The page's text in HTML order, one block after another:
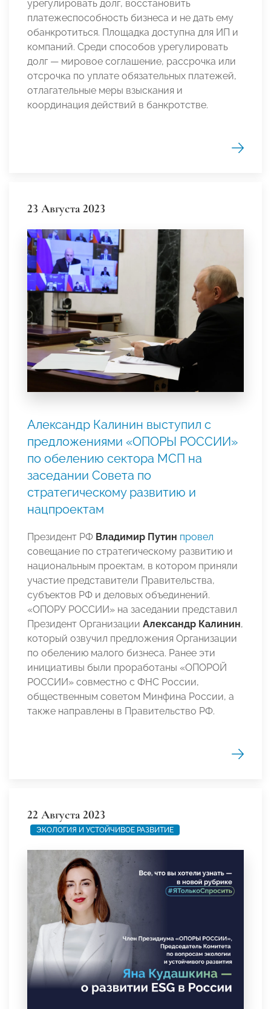
урегулировать долг, восстановить
платежеспособность бизнеса и не дать ему
обанкротиться. Площадка доступна для ИП и
компаний. Среди способов урегулировать
долг — мировое соглашение, рассрочка или
отсрочка по уплате обязательных платежей,
отлагательные меры взыскания и
координация действий в банкротстве.
23 Августа 2023
Александр Калинин выступил с
предложениями «ОПОРЫ РОССИИ»
по обелению сектора МСП на
заседании Совета по
стратегическому развитию и
нацпроектам
Президент РФ Владимир Путин провел
совещание по стратегическому развитию и
национальным проектам, в котором приняли
участие представители Правительства,
субъектов РФ и деловых объединений.
«ОПОРУ РОССИИ» на заседании представил
Президент Организации Александр Калинин,
который озвучил предложения Организации
по обелению малого бизнеса. Ранее эти
инициативы были проработаны «ОПОРОЙ
РОССИИ» совместно с ФНС России,
общественным советом Минфина России, а
также направлены в Правительство РФ.
22 Августа 2023
ЭКОЛОГИЯ И УСТОЙЧИВОЕ РАЗВИТИЕ